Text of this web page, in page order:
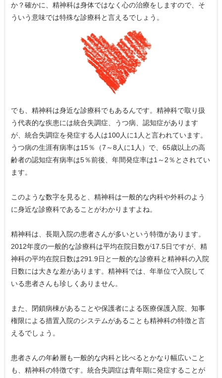
か？確かに、精神科は身体ではなく心の治療をしますので、そ
ういう意味では特殊な診療科と言えるでしょう。
でも、精神科は身近な診療科でもあるんです。精神科で取り扱
う代表的な疾患には統合失調症、うつ病、認知症があります
が、統合失調症を発症する人は100人に1人と言われています。
うつ病の生涯有病率は15％（7～8人に1人）で、65歳以上の高
齢者の認知症有病率は5％前後、年間発症率は1～2％とされてい
ます。
このような数字を見ると、精神科は一般的な内科や外科のよう
に身近な診療科であることがわかりますよね。
精神科は、長期入院の患者さんが多いという特徴があります。
2012年度の一般的な診療科は平均在院日数が17.5日ですが、精
神科の平均在院日数は291.9日と一般的な診療科と精神科の入院
日数には大きな差があります。精神科では、年単位で入院して
いる患者さんも珍しくありません。
また、閉鎖病棟があることや保護者による医療保護入院、知事
権限による措置入院のシステムがあることも精神科の特徴と言
えるでしょう。
患者さんの年齢層も一般的な内科と比べるとかなり幅広いこと
も、精神科の特徴です。統合失調症は青年期に発症することが